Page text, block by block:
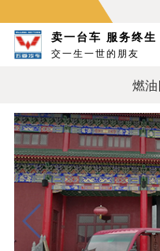
卖一台车 服务终生
交一生一世的朋友
燃